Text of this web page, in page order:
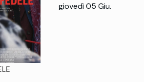
giovedì 05 Giu.